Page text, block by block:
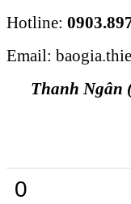
Hotline:
Email:
Thanh Ngân
0